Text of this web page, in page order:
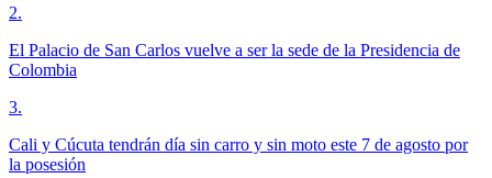
2.
El Palacio de San Carlos vuelve a ser la sede de la Presidencia de
Colombia
3.
Cali y Cúcuta tendrán día sin carro y sin moto este 7 de agosto por
la posesión